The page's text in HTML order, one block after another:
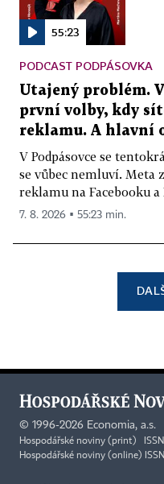
55:23
PODCAST PODPÁSOVKA
Utajený problém.
první volby, kdy
reklamu. A hlavní
V Podpásovce se
se vůbec nemluví. Meta
reklamu na Facebooku
7. 8. 2026 ▪ 55:23 min.
© 1996-2026 Economia, a.s.
Hospodářské noviny (print)
Hospodářské noviny (online)